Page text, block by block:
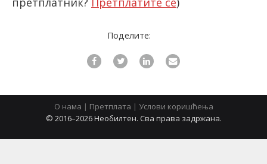
Поделите:
О нама | Претплата | Услови коришћења
© 2016–2026 Необилтен. Сва права задржана.